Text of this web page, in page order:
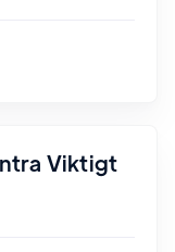
Viktigt